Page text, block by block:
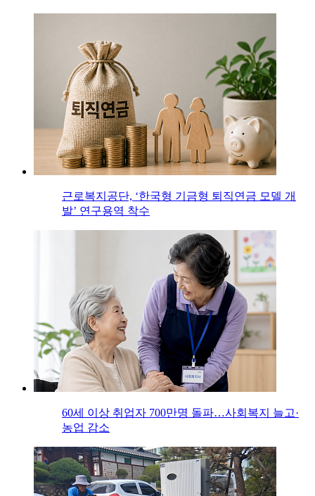
근로복지공단, ‘한국형 기금형 퇴직연금 모델 개
발’ 연구용역 착수
60세 이상 취업자 700만명 돌파…사회복지 늘고·
농업 감소